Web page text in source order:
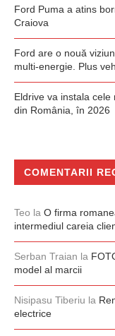
Ford Puma a atins
Craiova
Ford are o nouă
multi-energie. Plus
Eldrive va instala
din România, în 2026
COMENTARII
Teo la O firma
intermediul careia
Serban Traian la
model al marcii
Nisipasu Tiberiu la
electrice